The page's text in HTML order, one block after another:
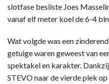
slotfase besliste Joes
vanaf elf meter koel de 6-4
Wat volgde was een
getuige waren geweest van
spektakel en karakter.
STEVO naar de vierde plek